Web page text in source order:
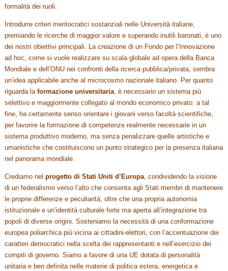
formalità dei ruoli.
Introdurre criteri meritocratici sostanziali nelle Università italiane,
premiando le ricerche di maggior valore e superando inutili baronati, è uno
dei nostri obiettivi principali. La creazione di un Fondo per l’Innovazione
ad hoc, come si vuole realizzare su scala globale ad opera della Banca
Mondiale e dell’ONU nei confronti della ricerca pubblica/privata, sembra
un’idea applicabile anche al microcosmo nazionale italiano. Per quanto
riguarda laformazione universitaria, è necessario un sistema più
selettivo e maggiormente collegato al mondo economico privato: a tal
fine, ha certamente senso orientare i giovani verso facoltà scientifiche,
per favorire la formazione di competenze realmente necessarie in un
sistema produttivo moderno, ma senza penalizzare quelle artistiche e
umanistiche che costituiscono un punto strategico per la presenza italiana
nel panorama mondiale.
Crediamo nelprogetto di Stati Uniti d’Europa, condividendo la visione
di un federalismo verso l’alto che consenta agli Stati membri di mantenere
le proprie differenze e peculiarità, oltre che una propria autonomia
istituzionale e un’identità culturale forte ma aperta all’integrazione tra
popoli di diverse origini. Sosteniamo la necessità di una conformazione
europea poliarchica più vicina ai cittadini-elettori, con l’accentuazione dei
caratteri democratici nella scelta dei rappresentanti e nell’esercizio dei
compiti di governo. Siamo a favore di una UE dotata di personalità
unitaria e ben definita nelle materie di politica estera, energetica e